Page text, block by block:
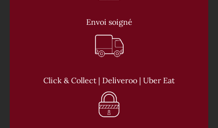
Envoi soigné
Click & Collect | Deliveroo | Uber Eat